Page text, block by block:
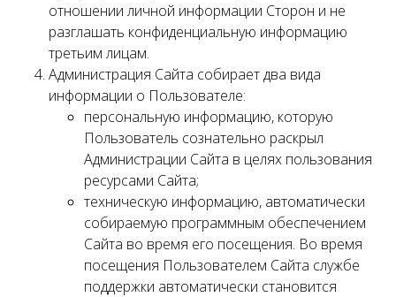
отношении личной информации Сторон и не
разглашать конфиденциальную информацию
третьим лицам.
Администрация Сайта собирает два вида
информации о Пользователе:
персональную информацию, которую
Пользователь сознательно раскрыл
Администрации Сайта в целях пользования
ресурсами Сайта;
техническую информацию, автоматически
собираемую программным обеспечением
Сайта во время его посещения. Во время
посещения Пользователем Сайта службе
поддержки автоматически становится